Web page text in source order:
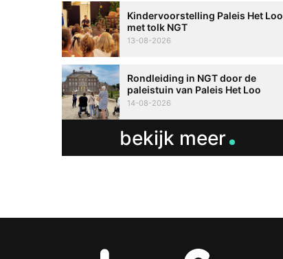
Kindervoorstelling Paleis Het Loo
met tolk NGT
13-08-2026
Rondleiding in NGT door de
paleistuin van Paleis Het Loo
14-08-2026
bekijk meer